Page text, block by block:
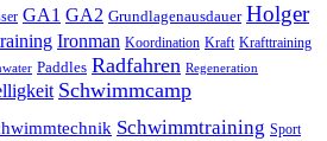
GA1 GA2 Grundlagenausdauer Holger
Ironman Koordination Kraft Krafttraining
Paddles Radfahren Regeneration
Schwimmcamp
Schwimmtraining Sport